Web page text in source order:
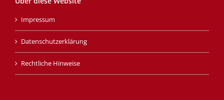
Impressum
Datenschutzerklärung
Rechtliche Hinweise